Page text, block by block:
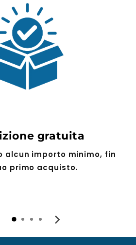
gratuita
alcun importo minimo, fin
primo acquisto.